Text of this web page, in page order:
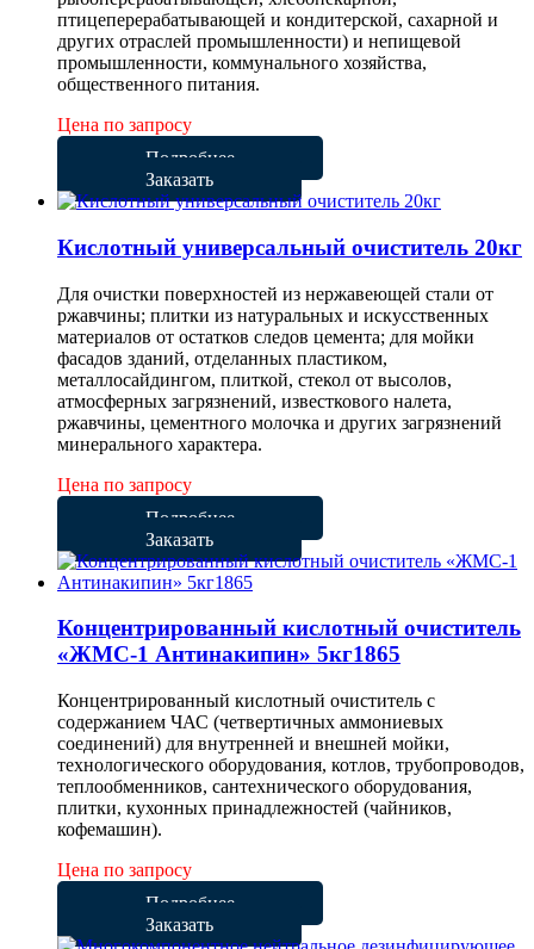
птицеперерабатывающей и кондитерской, сахарной и
других отраслей промышленности) и непищевой
промышленности, коммунального хозяйства,
общественного питания.
Цена по запросу
Подробнее
Заказать
Кислотный универсальный очиститель 20кг
Для очистки поверхностей из нержавеющей стали от
ржавчины; плитки из натуральных и искусственных
материалов от остатков следов цемента; для мойки
фасадов зданий, отделанных пластиком,
металлосайдингом, плиткой, стекол от высолов,
атмосферных загрязнений, известкового налета,
ржавчины, цементного молочка и других загрязнений
минерального характера.
Цена по запросу
Подробнее
Заказать
Концентрированный кислотный очиститель
«ЖМС-1 Антинакипин» 5кг1865
Концентрированный кислотный очиститель с
содержанием ЧАС (четвертичных аммониевых
соединений) для внутренней и внешней мойки,
технологического оборудования, котлов, трубопроводов,
теплообменников, сантехнического оборудования,
плитки, кухонных принадлежностей (чайников,
кофемашин).
Цена по запросу
Подробнее
Заказать